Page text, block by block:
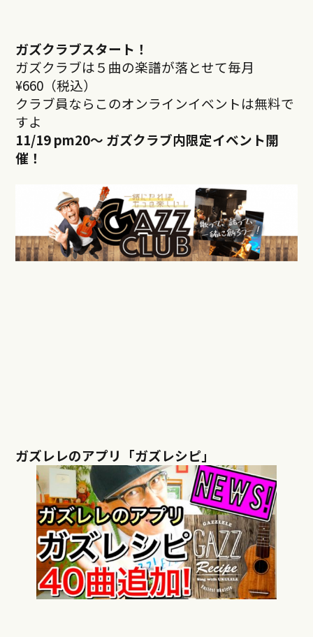
ガズクラブスタート！
ガズクラブは５曲の楽譜が落とせて毎月
¥660（税込）
クラブ員ならこのオンラインイベントは無料で
すよ
11/19 pm20～ ガズクラブ内限定イベント開
催！
ガズレレのアプリ「ガズレシピ」